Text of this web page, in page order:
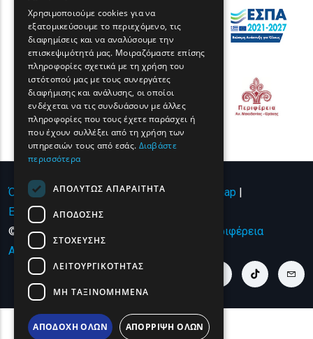
Όροι χρήσης | Πολιτική Απορρήτου Sitemap |
Επικοινωνία
© Copyright 2024 - All Rights Reserved
Περιφέρεια
Ανατολικής Μακεδονίας και Θράκης
linkedin linkinstagram link
tiktok link
FRENCH
BULGARIAN
ROMANIAN
TURKISH
Χρησιμοποιούμε cookies για να
εξατομικεύσουμε το περιεχόμενο, τις
διαφημίσεις και να αναλύσουμε την
επισκεψιμότητά μας. Μοιραζόμαστε επίσης
πληροφορίες σχετικά με τη χρήση του
ιστότοπού μας με τους συνεργάτες
διαφήμισης και ανάλυσης, οι οποίοι
ενδέχεται να τις συνδυάσουν με άλλες
πληροφορίες που τους έχετε παράσχει ή
που έχουν συλλέξει από τη χρήση των
υπηρεσιών τους από εσάς. Διαβάστε
περισσότερα
ΑΠΟΛΎΤΩΣ ΑΠΑΡΑΊΤΗΤΑ
ΑΠΌΔΟΣΗΣ
ΣΤΌΧΕΥΣΗΣ
ΛΕΙΤΟΥΡΓΙΚΌΤΗΤΑΣ
ΜΗ ΤΑΞΙΝΟΜΗΜΈΝΑ
ΑΠΟΔΟΧΉ ΌΛΩΝ ΑΠΌΡΡΙΨΗ ΌΛΩΝ